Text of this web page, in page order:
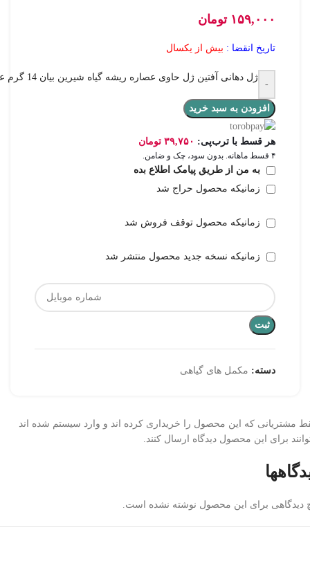
۱۵۹,۰۰۰ تومان
تاریخ انقضا : بیش از یکسال
-
ژل دهانی آفتین ژل حاوی عصاره ریشه گیاه شیرین بیان 14 گرم عدد
افزودن به سبد خرید
هر قسط با ترب‌پی: ۳۹,۷۵۰ تومان
۴ قسط ماهانه. بدون سود، چک و ضامن.
به من از طریق پیامک اطلاع بده
زمانیکه محصول حراج شد
زمانیکه محصول توقف فروش شد
زمانیکه نسخه جدید محصول منتشر شد
ثبت
دسته: مکمل های گیاهی
دیدگاهی برای این محصول نوشته نشده است.
مشتریانی که این محصول را خریداری کرده اند و وارد سیستم شده اند
برای این محصول دیدگاه ارسال کنند.